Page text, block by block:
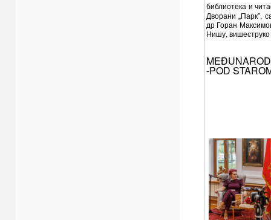
библиотека и
Дворани „Парк”,
др Горан
Нишу, вишеструко
-POD